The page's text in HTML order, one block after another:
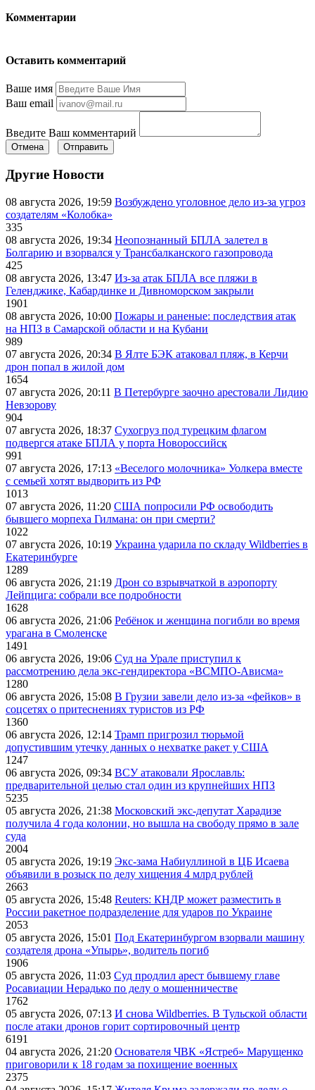
Комментарии
Оставить комментарий
Ваше имя
Ваш email
Введите Ваш комментарий
Отмена Отправить
Другие Новости
08 августа 2026, 19:59 Возбуждено уголовное дело из-за угроз
создателям «Колобка»
335
08 августа 2026, 19:34 Неопознанный БПЛА залетел в
Болгарию и взорвался у Трансбалканского газопровода
425
08 августа 2026, 13:47 Из-за атак БПЛА все пляжи в
Геленджике, Кабардинке и Дивноморском закрыли
1901
08 августа 2026, 10:00 Пожары и раненые: последствия атак
на НПЗ в Самарской области и на Кубани
989
07 августа 2026, 20:34 В Ялте БЭК атаковал пляж, в Керчи
дрон попал в жилой дом
1654
07 августа 2026, 20:11 В Петербурге заочно арестовали Лидию
Невзорову
904
07 августа 2026, 18:37 Сухогруз под турецким флагом
подвергся атаке БПЛА у порта Новороссийск
991
07 августа 2026, 17:13 «Веселого молочника» Уолкера вместе
с семьей хотят выдворить из РФ
1013
07 августа 2026, 11:20 США попросили РФ освободить
бывшего морпеха Гилмана: он при смерти?
1022
07 августа 2026, 10:19 Украина ударила по складу Wildberries в
Екатеринбурге
1289
06 августа 2026, 21:19 Дрон со взрывчаткой в аэропорту
Лейпцига: собрали все подробности
1628
06 августа 2026, 21:06 Ребёнок и женщина погибли во время
урагана в Смоленске
1491
06 августа 2026, 19:06 Суд на Урале приступил к
рассмотрению дела экс-гендиректора «ВСМПО-Ависма»
1280
06 августа 2026, 15:08 В Грузии завели дело из-за «фейков» в
соцсетях о притеснениях туристов из РФ
1360
06 августа 2026, 12:14 Трамп пригрозил тюрьмой
допустившим утечку данных о нехватке ракет у США
1247
06 августа 2026, 09:34 ВСУ атаковали Ярославль:
предварительной целью стал один из крупнейших НПЗ
5235
05 августа 2026, 21:38 Московский экс-депутат Харадизе
получила 4 года колонии, но вышла на свободу прямо в зале
суда
2004
05 августа 2026, 19:19 Экс-зама Набиуллиной в ЦБ Исаева
объявили в розыск по делу хищения 4 млрд рублей
2663
05 августа 2026, 15:48 Reuters: КНДР может разместить в
России ракетное подразделение для ударов по Украине
2053
05 августа 2026, 15:01 Под Екатеринбургом взорвали машину
создателя дрона «Упырь», водитель погиб
1906
05 августа 2026, 11:03 Суд продлил арест бывшему главе
Росавиации Нерадько по делу о мошенничестве
1762
05 августа 2026, 07:13 И снова Wildberries. В Тульской области
после атаки дронов горит сортировочный центр
6191
04 августа 2026, 21:20 Основателя ЧВК «Ястреб» Марущенко
приговорили к 18 годам за похищение военных
2375